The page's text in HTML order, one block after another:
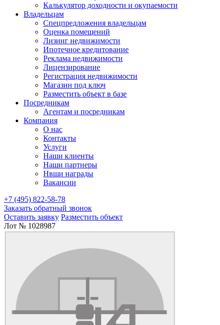
Калькулятор доходности и окупаемости
Владельцам
Спецпредложения владельцам
Оценка помещений
Лизинг недвижимости
Ипотечное кредитование
Реклама недвижимости
Лицензирование
Регистрация недвижимости
Магазин под ключ
Разместить объект в базе
Посредникам
Агентам и посредникам
Компания
О нас
Контакты
Услуги
Наши клиенты
Наши партнеры
Нвши награды
Вакансии
+7 (495) 822-58-78
Заказать обратный звонок
Оставить заявку Разместить объект
Лот № 1028987